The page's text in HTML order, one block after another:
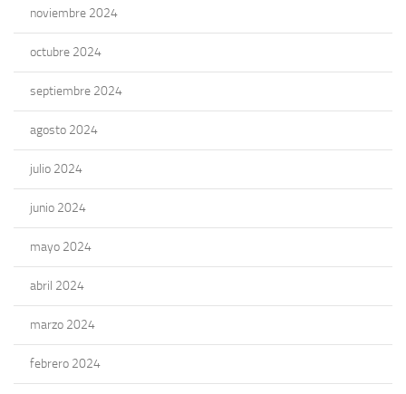
noviembre 2024
octubre 2024
septiembre 2024
agosto 2024
julio 2024
junio 2024
mayo 2024
abril 2024
marzo 2024
febrero 2024